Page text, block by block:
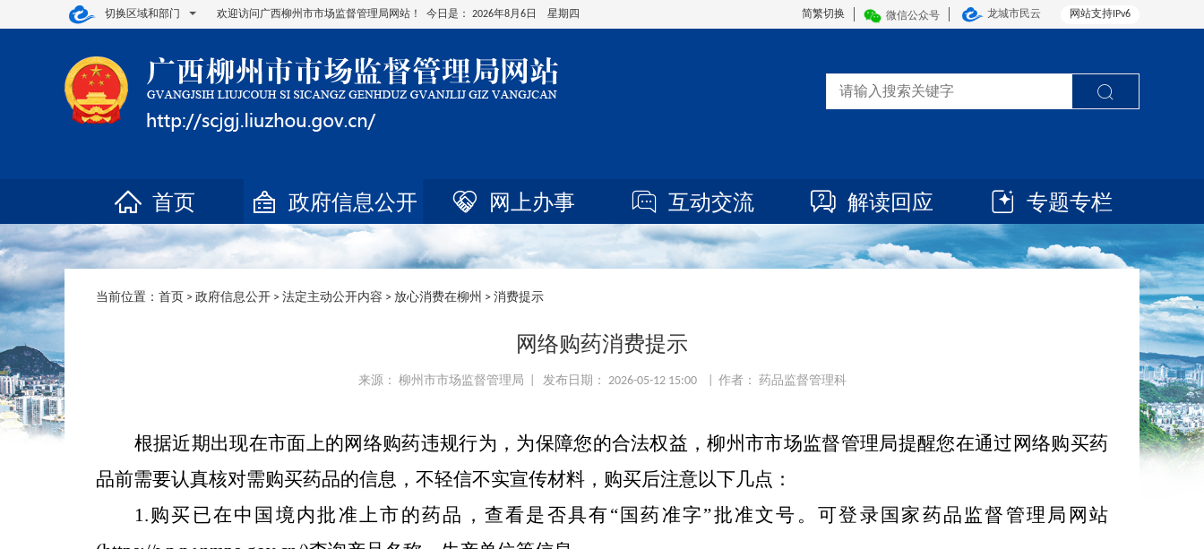
切换区域和部门 网站支持IPv6
简繁切换 微信公众号 龙城市民云
欢迎访问广西柳州市市场监督管理局网站！ 今日是： 2026年8月6日 星期四
首页 政府信息公开 网上办事 互动交流 解读回应 专题专栏
当前位置： 首页 > 政府信息公开 > 法定主动公开内容 > 放心消费在柳州 > 消费提示
网络购药消费提示
来源： 柳州市市场监督管理局 | 发布日期： 2026-05-12 15:00 | 作者： 药品监督管理科
根据近期出现在市面上的网络购药违规行为，为保障您的合法权益，柳州市市场监督管理局提醒您在通过网络购买药
品前需要认真核对需购买药品的信息，不轻信不实宣传材料，购买后注意以下几点：
1.购买已在中国境内批准上市的药品，查看是否具有“国药准字”批准文号。可登录国家药品监督管理局网站